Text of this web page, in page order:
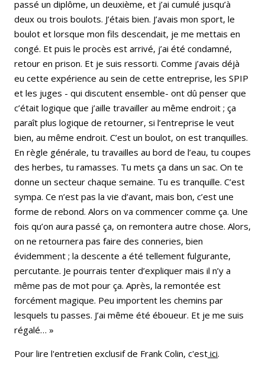
passé un diplôme, un deuxième, et j’ai cumulé jusqu’à
deux ou trois boulots. J’étais bien. J’avais mon sport, le
boulot et lorsque mon fils descendait, je me mettais en
congé. Et puis le procès est arrivé, j’ai été condamné,
retour en prison. Et je suis ressorti. Comme j’avais déjà
eu cette expérience au sein de cette entreprise, les SPIP
et les juges - qui discutent ensemble- ont dû penser que
c’était logique que j’aille travailler au même endroit ; ça
paraît plus logique de retourner, si l’entreprise le veut
bien, au même endroit. C’est un boulot, on est tranquilles.
En règle générale, tu travailles au bord de l’eau, tu coupes
des herbes, tu ramasses. Tu mets ça dans un sac. On te
donne un secteur chaque semaine. Tu es tranquille. C’est
sympa. Ce n’est pas la vie d’avant, mais bon, c’est une
forme de rebond. Alors on va commencer comme ça. Une
fois qu’on aura passé ça, on remontera autre chose. Alors,
on ne retournera pas faire des conneries, bien
évidemment ; la descente a été tellement fulgurante,
percutante. Je pourrais tenter d’expliquer mais il n’y a
même pas de mot pour ça. Après, la remontée est
forcément magique. Peu importent les chemins par
lesquels tu passes. J’ai même été éboueur. Et je me suis
régalé… »
Pour lire l'entretien exclusif de Frank Colin, c'est ici.